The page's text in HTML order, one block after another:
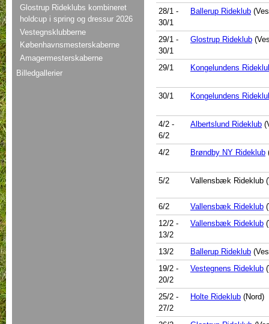
28/1 -
30/1
Ballerup Rideklub
29/1 -
30/1
Glostrup Rideklub
29/1 Kongelundens
30/1 Kongelundens
4/2 -
6/2
Albertslund Rideklub
4/2 Brøndby NY Rideklub
5/2 Vallensbæk Rideklub
6/2 Vallensbæk Rideklub
12/2 -
13/2
Vallensbæk Rideklub
13/2 Ballerup Rideklub
19/2 -
20/2
Vestegnens Rideklub
25/2 -
27/2
Holte Rideklub (Nord)
Glostrup Rideklubs kombineret
holdcup i spring og dressur 2026
Vestegnsklubberne
Københavnsmesterskaberne
Amagermesterskaberne
Billedgallerier